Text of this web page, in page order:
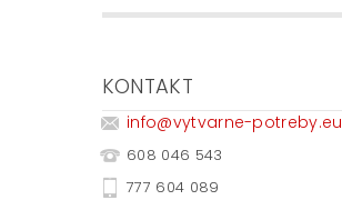
KONTAKT
info@vytvarne-potreby.eu
608 046 543
777 604 089